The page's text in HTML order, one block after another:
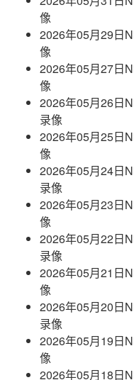
像
2026年05月29日
像
2026年05月27日
像
2026年05月26日
录像
2026年05月25日
像
2026年05月24日
录像
2026年05月23日
像
2026年05月22日
录像
2026年05月21日
像
2026年05月20日
录像
2026年05月19日
像
2026年05月18日